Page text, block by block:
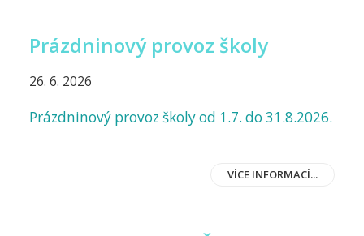
Prázdninový provoz školy
26. 6. 2026
Prázdninový provoz školy od 1.7. do 31.8.2026.
VÍCE INFORMACÍ...